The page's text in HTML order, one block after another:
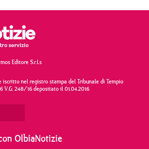
Editore S.r.l.s
iscritto nel registro stampa del Tribunale di Tempio
V.G. 248/16 depositato il 01.04.2016
OlbiaNotizie